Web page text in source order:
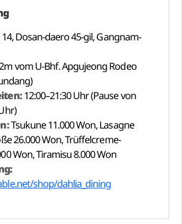
14, Dosan-daero 45-gil, Gangnam-
vom U-Bhf. Apgujeong Rodeo
12:00–21:30 Uhr (Pause von
Tsukune 11.000 Won, Lasagne
26.000 Won, Trüffelcreme-
Won, Tiramisu 8.000 Won
shop/dahlia_dining